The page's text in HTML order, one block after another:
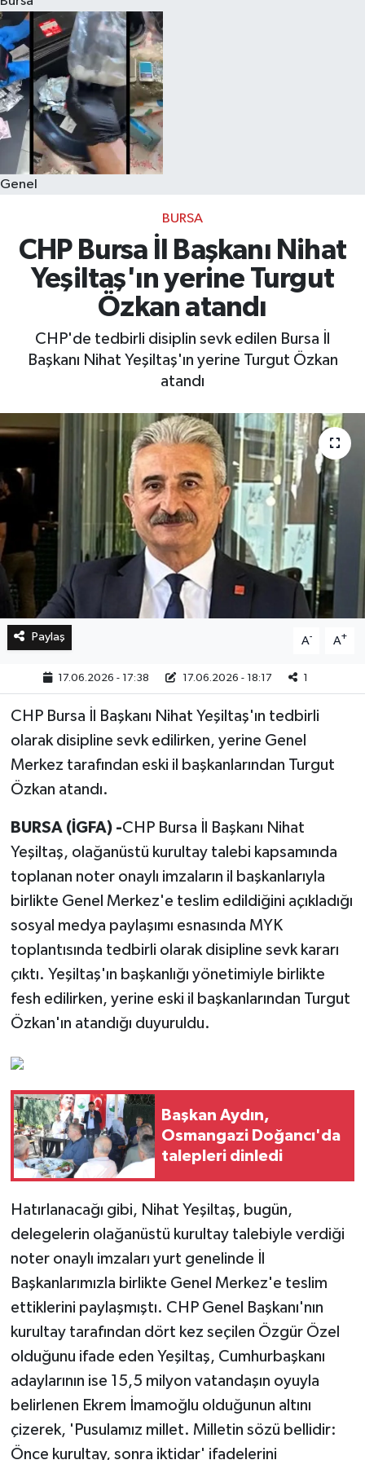
Genel
BURSA
CHP Bursa İl Başkanı Nihat
Yeşiltaş'ın yerine Turgut
Özkan atandı
CHP'de tedbirli disiplin sevk edilen Bursa İl
Başkanı Nihat Yeşiltaş'ın yerine Turgut Özkan
atandı
Paylaş A- A+
17.06.2026 - 17:38 17.06.2026 - 18:17 1
CHP Bursa İl Başkanı Nihat Yeşiltaş'ın tedbirli
olarak disipline sevk edilirken, yerine Genel
Merkez tarafından eski il başkanlarından Turgut
Özkan atandı.
BURSA (İGFA) -CHP Bursa İl Başkanı Nihat
Yeşiltaş, olağanüstü kurultay talebi kapsamında
toplanan noter onaylı imzaların il başkanlarıyla
birlikte Genel Merkez'e teslim edildiğini açıkladığı
sosyal medya paylaşımı esnasında MYK
toplantısında tedbirli olarak disipline sevk kararı
çıktı. Yeşiltaş'ın başkanlığı yönetimiyle birlikte
fesh edilirken, yerine eski il başkanlarından Turgut
Özkan'ın atandığı duyuruldu.
Başkan Aydın,
Osmangazi Doğancı'da
talepleri dinledi
Hatırlanacağı gibi, Nihat Yeşiltaş, bugün,
delegelerin olağanüstü kurultay talebiyle verdiği
noter onaylı imzaları yurt genelinde İl
Başkanlarımızla birlikte Genel Merkez'e teslim
ettiklerini paylaşmıştı. CHP Genel Başkanı'nın
kurultay tarafından dört kez seçilen Özgür Özel
olduğunu ifade eden Yeşiltaş, Cumhurbaşkanı
adaylarının ise 15,5 milyon vatandaşın oyuyla
belirlenen Ekrem İmamoğlu olduğunun altını
çizerek, 'Pusulamız millet. Milletin sözü bellidir:
Önce kurultay, sonra iktidar' ifadelerini
Eğitim
Sağlık
Dünya
Magazin
Kültür & Sanat
Teknoloji
Genel